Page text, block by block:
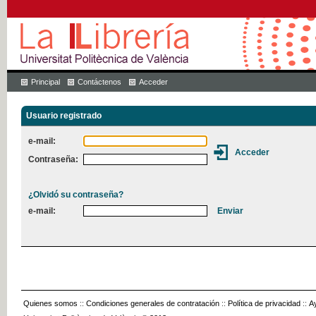
Principal Contáctenos Acceder
Usuario registrado
e-mail:
Contraseña:
¿Olvidó su contraseña?
e-mail:
Quienes somos :: Condiciones generales de contratación :: Política de privacidad ::